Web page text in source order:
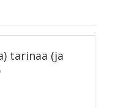
tarinaa (ja